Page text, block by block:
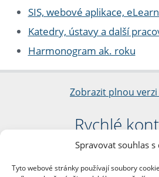
Spravovat souhlas s
Tyto webové stránky používají soubory
SIS, webové aplikace,
Katedry, ústavy a další
Harmonogram ak. roku
Zobrazit plnou
Rychlé
Filozofická
nám. Jana